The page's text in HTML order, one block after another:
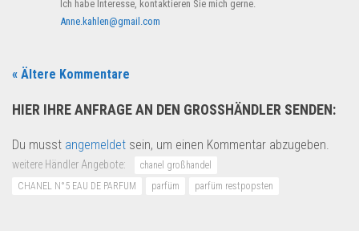
Ich habe Interesse, kontaktieren Sie mich gerne.
Anne.kahlen@gmail.com
« Ältere Kommentare
HIER IHRE ANFRAGE AN DEN GROSSHÄNDLER SENDEN:
Du musst angemeldet sein, um einen Kommentar abzugeben.
weitere Händler Angebote:
chanel großhandel
CHANEL N°5 EAU DE PARFUM
parfüm parfüm restpopsten